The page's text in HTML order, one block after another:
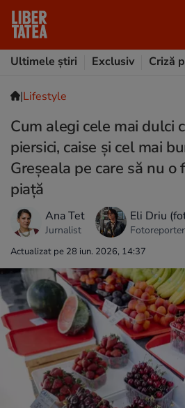
Ultimele știri
Exclusiv Criză
|Lifestyle
Cum alegi cele mai dulci
piersici, caise și cel mai
Greșeala pe care să nu o
piață
Ana Tet
Jurnalist
Eli Driu
Fotoreporter
Actualizat pe 28 iun. 2026, 14:37